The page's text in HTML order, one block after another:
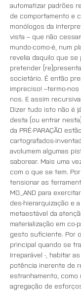
automatizar padrões
de comportamento e
monólogos da
vista – que não
mundo-como-é, num
revelia daquilo que
pretender
societário. É então
impreciso! –termo-
nos. E assim
Dizer tudo isto não é
desta (ou entrar
da PRÉ-PARAÇÃO
cartografados-
avolumem algumas
saborear. Mais uma
com o que se tem.
tensionar as
MO_AND para
des-hierarquização e
metaestável da
materialização em co-
gesto suficiente. Por
principal quando se
Irreparável -, habitar
potência inerente de
estranhamento, como
agregação de